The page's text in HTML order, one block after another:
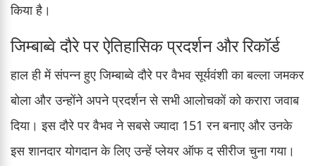
किया है।
जिम्बाब्वे दौरे पर ऐतिहासिक प्रदर्शन और रिकॉर्ड
हाल ही में संपन्न हुए जिम्बाब्वे दौरे पर वैभव सूर्यवंशी का बल्ला जमकर
बोला और उन्होंने अपने प्रदर्शन से सभी आलोचकों को करारा जवाब
दिया। इस दौरे पर वैभव ने सबसे ज्यादा 151 रन बनाए और उनके
इस शानदार योगदान के लिए उन्हें प्लेयर ऑफ द सीरीज चुना गया।